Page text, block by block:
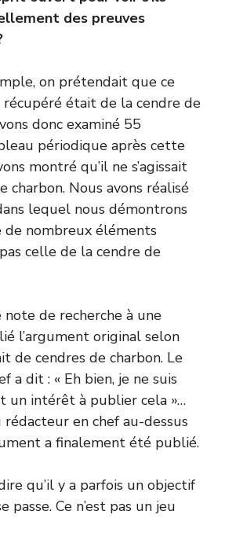
des preuves
on prétendait que ce
récupéré était de la cendre de
donc examiné 55
périodique après cette
montré qu’il ne s’agissait
charbon. Nous avons réalisé
lequel nous démontrons
de nombreux éléments
celle de la cendre de
note de recherche à une
l’argument original selon
de cendres de charbon. Le
a dit : « Eh bien, je ne suis
un intérêt à publier cela »…
rédacteur en chef au-dessus
a finalement été publié.
qu’il y a parfois un objectif
passe. Ce n’est pas un jeu